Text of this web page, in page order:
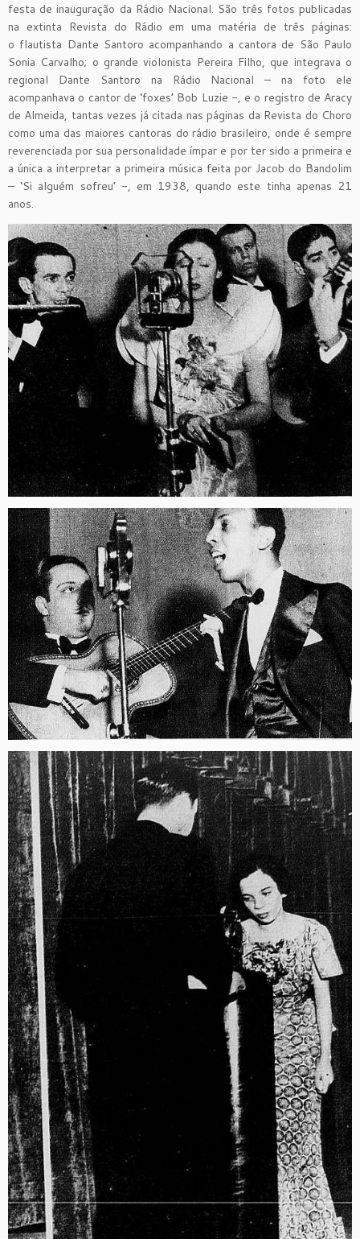
festa de inauguração da Rádio Nacional. São três fotos publicadas
na extinta Revista do Rádio em uma matéria de três páginas:
o flautista Dante Santoro acompanhando a cantora de São Paulo
Sonia Carvalho; o grande violonista Pereira Filho, que integrava o
regional Dante Santoro na Rádio Nacional – na foto ele
acompanhava o cantor de ‘foxes’ Bob Luzie -, e o registro de Aracy
de Almeida, tantas vezes já citada nas páginas da Revista do Choro
como uma das maiores cantoras do rádio brasileiro, onde é sempre
reverenciada por sua personalidade ímpar e por ter sido a primeira e
a única a interpretar a primeira música feita por Jacob do Bandolim
– ‘Si alguém sofreu’ -, em 1938, quando este tinha apenas 21
anos.